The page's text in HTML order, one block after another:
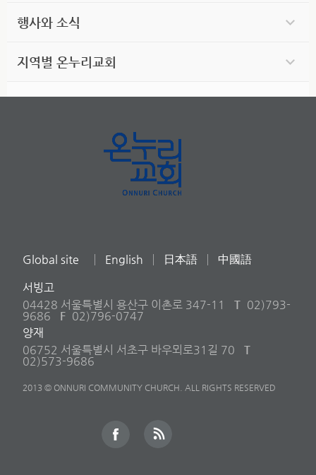
행사와 소식
지역별 온누리교회
Global site English 日本語 中國語
서빙고
04428 서울특별시 용산구 이촌로 347-11
T 02)793-
9686
F 02)796-0747
양재
06752 서울특별시 서초구 바우뫼로31길 70
T
02)573-9686
2013 © ONNURI COMMUNITY CHURCH. ALL RIGHTS RESERVED